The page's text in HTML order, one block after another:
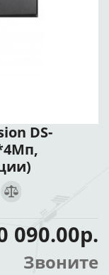
DS-
090.00р.
Звоните